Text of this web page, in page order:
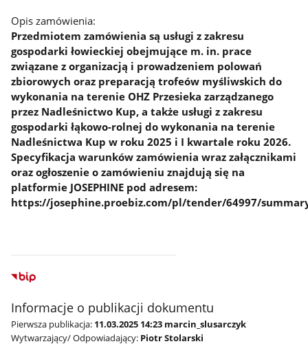
Opis zamówienia:
Przedmiotem zamówienia są usługi z zakresu
gospodarki łowieckiej obejmujące m. in. prace
związane z organizacją i prowadzeniem polowań
zbiorowych oraz preparacją trofeów myśliwskich do
wykonania na terenie OHZ Przesieka zarządzanego
przez Nadleśnictwo Kup, a także usługi z zakresu
gospodarki łąkowo-rolnej do wykonania na terenie
Nadleśnictwa Kup w roku 2025 i I kwartale roku 2026.
Specyfikacja warunków zamówienia wraz załącznikami
oraz ogłoszenie o zamówieniu znajdują się na
platformie JOSEPHINE pod adresem:
https://josephine.proebiz.com/pl/tender/64997/
Informacje o publikacji dokumentu
Pierwsza publikacja: 11.03.2025 14:23 marcin_slusarczyk
Wytwarzający/ Odpowiadający: Piotr Stolarski